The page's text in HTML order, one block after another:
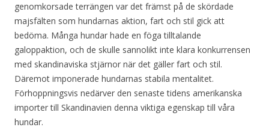
genomkorsade terrängen var det främst på de skördade
majsfälten som hundarnas aktion, fart och stil gick att
bedöma. Många hundar hade en föga tilltalande
galoppaktion, och de skulle sannolikt inte klara konkurrensen
med skandinaviska stjärnor när det gäller fart och stil.
Däremot imponerade hundarnas stabila mentalitet.
Förhoppningsvis nedärver den senaste tidens amerikanska
importer till Skandinavien denna viktiga egenskap till våra
hundar.